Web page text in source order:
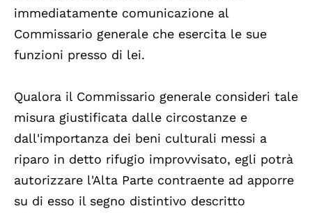
immediatamente comunicazione al
Commissario generale che esercita le sue
funzioni presso di lei.
Qualora il Commissario generale consideri tale
misura giustificata dalle circostanze e
dall'importanza dei beni culturali messi a
riparo in detto rifugio improvvisato, egli potrà
autorizzare l'Alta Parte contraente ad apporre
su di esso il segno distintivo descritto